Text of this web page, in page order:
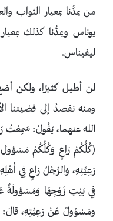
من يمدُّنا بمعيار الثواب
يوناس ويمدُّنا كذلك
ليفيناس.
لن أطيل كثيرًا، ولكن
ومنه نقصدُ إلى قضيتنا
الله عنهما، يَقُولُ: سَمِعْتُ
(كُلُّكُمْ رَاعٍ وَكُلُّكُمْ
رَعِيَّتِهِ، وَالرَّجُلُ رَاعٍ فِي
فِي بَيْتِ زَوْجِهَا وَمَسْؤولَةٌ
ومَسْؤولٌ عَنْ رَعِيَّتِهِ،